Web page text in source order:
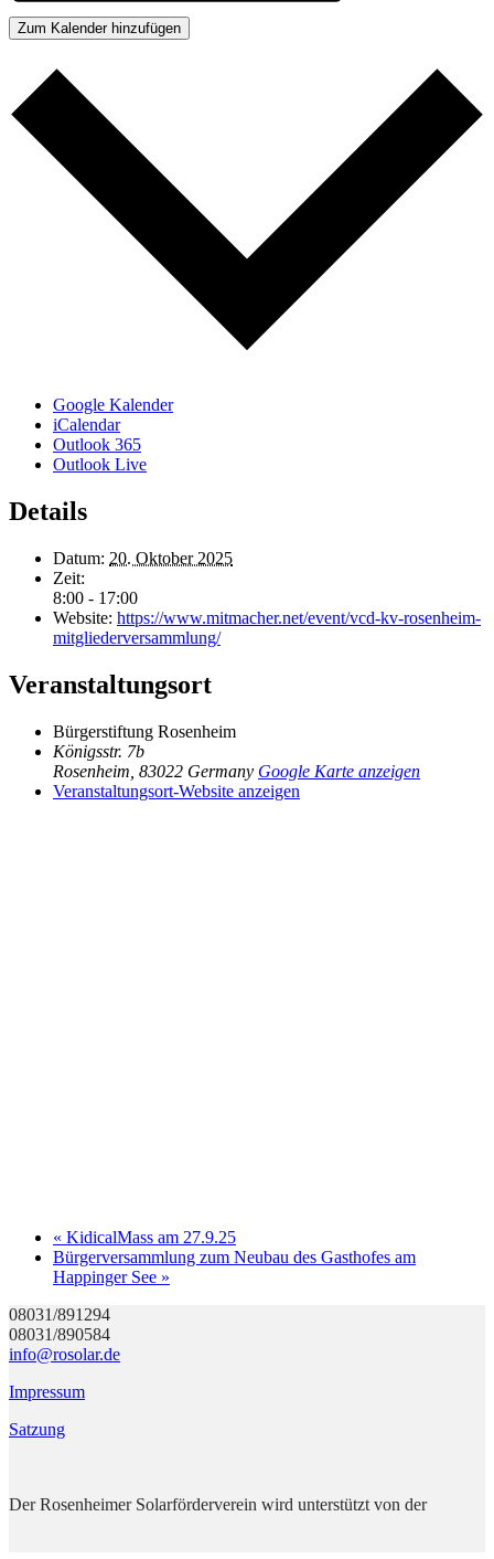
Zum Kalender hinzufügen
Google Kalender
iCalendar
Outlook 365
Outlook Live
Details
Datum: 20. Oktober 2025
Zeit:
8:00 - 17:00
Website: https://www.mitmacher.net/event/vcd-kv-rosenheim-
mitgliederversammlung/
Veranstaltungsort
Bürgerstiftung Rosenheim
Königsstr. 7b
Rosenheim 83022 Germany Google Karte anzeigen
Veranstaltungsort-Website anzeigen
« KidicalMass am 27.9.25
Bürgerversammlung zum Neubau des Gasthofes am
Happinger See »
08031/891294
08031/890584
info@rosolar.de
Impressum
Satzung
Der Rosenheimer Solarförderverein wird unterstützt von der